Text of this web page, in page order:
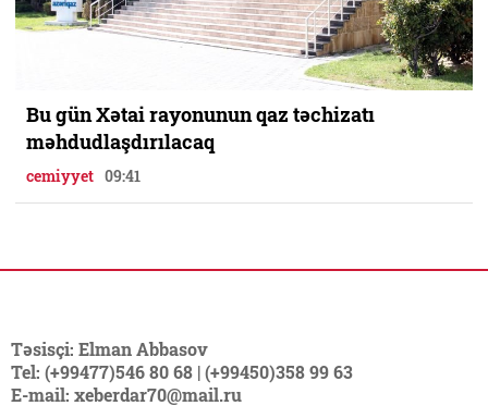
Bu gün Xətai rayonunun qaz təchizatı
məhdudlaşdırılacaq
cemiyyet 09:41
Təsisçi: Elman Abbasov
Tel: (+99477)546 80 68 | (+99450)358 99 63
E-mail: xeberdar70@mail.ru